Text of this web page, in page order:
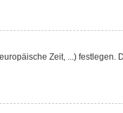
Zeit, ...) festlegen.